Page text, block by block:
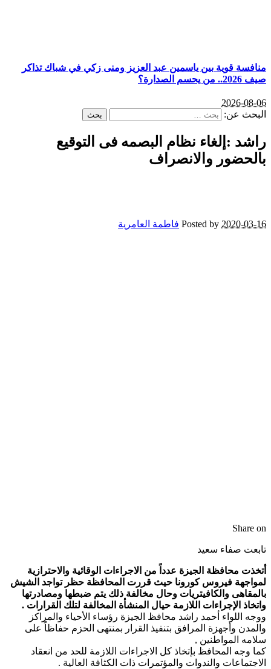
منافسة قوية بين ياسمين عبد العزيز ومنى زكي في شباك تذاكر
صيف 2026.. من يحسم الصدارة؟
2026-08-06
البحث عن:
راشد :إلغاء نظام البصمه فى التوقيع
بالحضور والانصراف
2020-03-16
Posted by فاطمة العامرية
Share on
تابعت صفاء سعيد
أتخذت محافظة الجيزة عدداً من الاجراءات الوقائية والاحترازية
لمواجهة فيروس كورونا حيث قررت المحافظة حظر تواجد الشيش
بالمقاهى والكافيتريات وحال مخالفة ذلك يتم ضبطها ومصادرتها
واتخاذ الإجراءات اللازمة حيال المنشأة المخالفة لتلك القرارات .
ووجه اللواء أحمد راشد محافظ الجيزة رؤساء الأحياء والمراكز
والمدن وأجهزة المرافق بتنفيذ القرار بمنتهى الحزم حفاظاً على
سلامه المواطنين ,
كما وجه المحافظ بإتخاذ كل الاجراءات اللازمة للحد من انعقاد
الاجتماعات والندوات والمؤتمرات ذات الكثافة العالية .